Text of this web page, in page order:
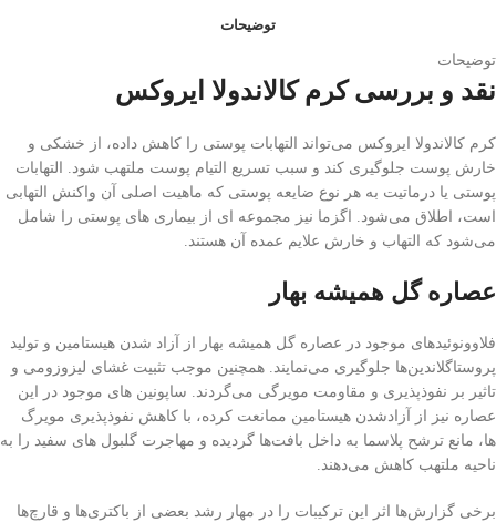
توضیحات
توضیحات
نقد و بررسی کرم کالاندولا ایروکس
کرم کالاندولا ایروکس می‌تواند التهابات پوستی را کاهش داده، از خشکی و
خارش پوست جلوگیری کند و سبب تسریع التیام پوست ملتهب شود. التهابات
پوستی یا درماتیت به هر نوع ضایعه پوستی که ماهیت اصلی آن واکنش التهابی
است، اطلاق‌ می‌شود. اگزما نیز مجموعه ای از بیماری های پوستی را شامل‌
می‌شود که التهاب و خارش علایم عمده آن هستند.
عصاره گل همیشه بهار
فلاوونوئیدهای موجود در عصاره گل همیشه بهار از آزاد شدن هیستامین و تولید
پروستاگلاندین‌ها جلوگیری‌ می‌نمایند. همچنین موجب تثبیت غشای لیزوزومی و
تاثیر بر نفوذپذیری و مقاومت مویرگی‌ می‌گردند. ساپونین های موجود در این
عصاره نیز از آزادشدن هیستامین ممانعت کرده، با کاهش نفوذپذیری مویرگ
ها، مانع ترشح پلاسما به داخل بافت‌ها گردیده و مهاجرت گلبول های سفید را به
ناحیه ملتهب کاهش‌ می‌دهند.
برخی گزارش‌ها اثر این ترکیبات را در مهار رشد بعضی از باکتری‌ها و قارچ‌ها